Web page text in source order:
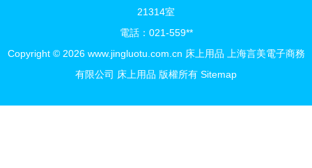
21314室
電話：021-559**
Copyright © 2026 www.jingluotu.com.cn 床上用品
上海言美電子商務
有限公司 床上用品 版權所有 Sitemap